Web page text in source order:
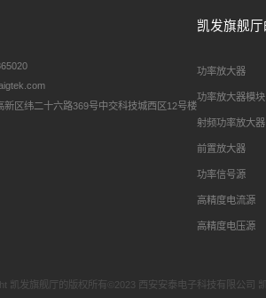
新区纬二十六路369号中交科技城西区12号楼
凯发旗舰
功率放大器
功率放大器模块
射频功率放大器
前置放大器
功率信号源
高精度电流源
高精度电压源
凯发旗舰厅的版权所有©2023 西安安泰电子科技有限公司